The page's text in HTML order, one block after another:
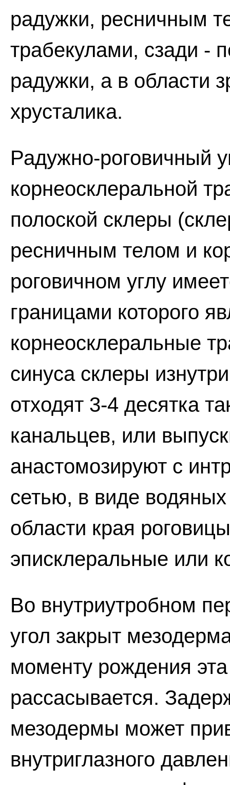
радужки, ресничным
трабекулами, сзади -
радужки, а в области
хрусталика.
Радужно-роговичный
корнеосклеральной
полоской склеры
ресничным телом и
роговичном углу
границами которого
корнеосклеральные
синуса склеры
отходят 3-4 десятка
канальцев, или
анастомозируют с
сетью, в виде
области края
эписклеральные или
Во внутриутробном
угол закрыт
моменту рождения
рассасывается.
мезодермы может
внутриглазного